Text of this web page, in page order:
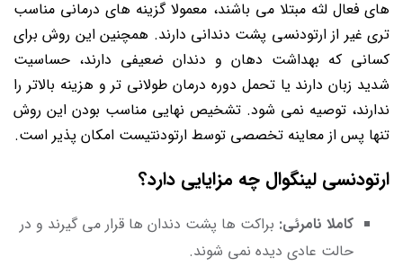
های فعال لثه مبتلا می باشند، معمولا گزینه های درمانی مناسب
تری غیر از ارتودنسی پشت دندانی دارند. همچنین این روش برای
کسانی که بهداشت دهان و دندان ضعیفی دارند، حساسیت
شدید زبان دارند یا تحمل دوره درمان طولانی تر و هزینه بالاتر را
ندارند، توصیه نمی شود. تشخیص نهایی مناسب بودن این روش
تنها پس از معاینه تخصصی توسط ارتودنتیست امکان پذیر است.
ارتودنسی لینگوال چه مزایایی دارد؟
کاملا نامرئی: براکت ها پشت دندان ها قرار می گیرند و در
حالت عادی دیده نمی شوند.